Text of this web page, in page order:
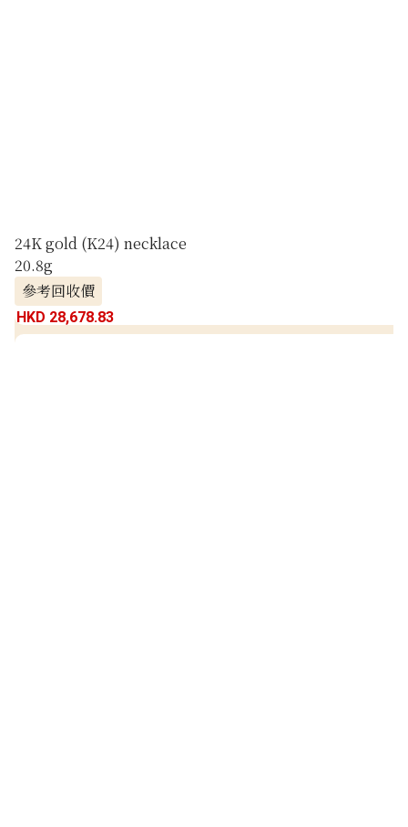
24K gold (K24) necklace
20.8g
參考回收價
HKD 28,678.83